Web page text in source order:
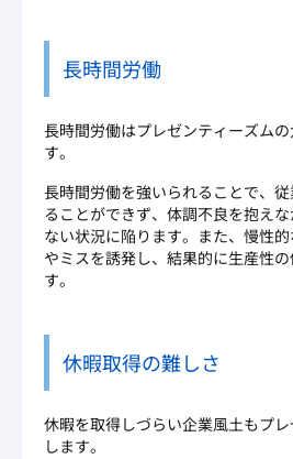
長時間労働
長時間労働はプレゼンティーズム
す。
長時間労働を強いられることで、
ることができず、体調不良を抱え
ない状況に陥ります。また、慢性
やミスを誘発し、結果的に生産性
す。
休暇取得の難しさ
休暇を取得しづらい企業風土もプ
します。